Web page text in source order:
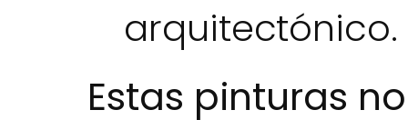
arquitectónico.
Estas pinturas